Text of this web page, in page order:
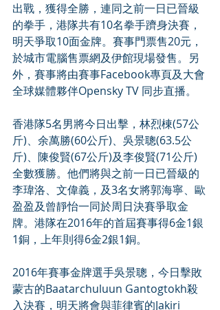
出戰，獲得全勝，連同之前一日已晉級
的拳手，港隊共有10名拳手躋身決賽，
明天爭取10面金牌。賽事門票售20元，
於城市電腦售票網及伊館現場發售。另
外，賽事將由賽事Facebook專頁及大會
全球媒體夥伴Opensky TV 同步直播。
香港隊5名男將今日出擊，林烈棟(57公
斤)、余萬勝(60公斤)、吳景聰(63.5公
斤)、陳俊賢(67公斤)及李俊賢(71公斤)
全數獲勝。他們將與之前一日已晉級的
李瑋洛、文偉義，及3名女將郭海寧、歐
盈盈及曾靜怡一同於周日決賽爭取金
牌。港隊在2016年的首屆賽事得6金1銀
1銅，上年則得6金2銀1銅。
2016年賽事金牌選手吳景聰，今日擊敗
蒙古的Baatarchuluun Gantogtokh殺
入決賽，明天將會與菲律賓的Jakiri